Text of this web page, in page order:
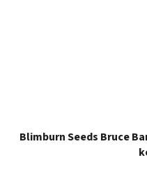
Blimburn Seeds Bruce